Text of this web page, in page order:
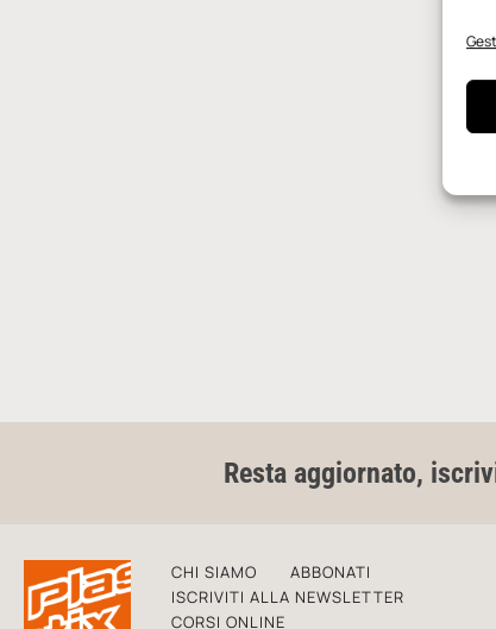
Resta aggiornato,
CHI SIAMO
ABBONATI
ISCRIVITI ALLA NEWSLETTER
CORSI ONLINE